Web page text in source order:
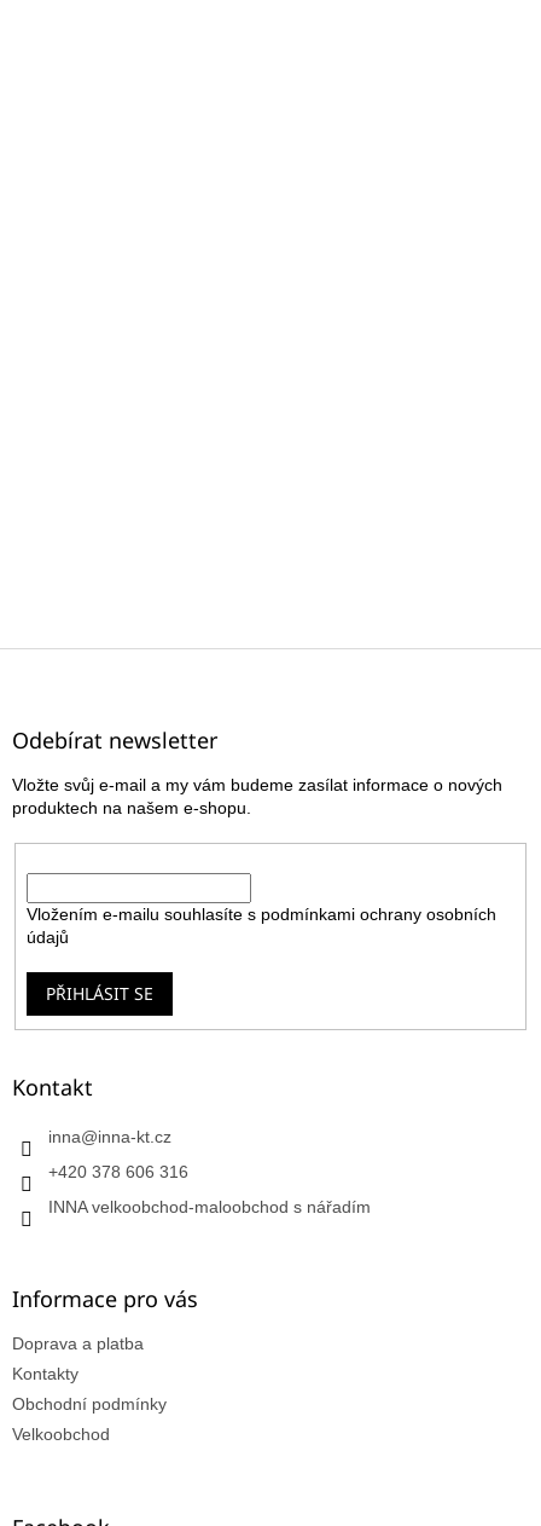
Z
Odebírat newsletter
Vložte svůj e-mail a my vám budeme zasílat informace o nových
produktech na našem e-shopu.
Vložením e-mailu souhlasíte s podmínkami ochrany osobních
údajů
PŘIHLÁSIT SE
Kontakt
inna@inna-kt.cz
+420 378 606 316
INNA velkoobchod-maloobchod s nářadím
Informace pro vás
Doprava a platba
Kontakty
Obchodní podmínky
Velkoobchod